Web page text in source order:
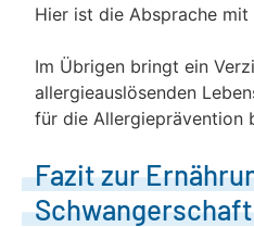
Hier ist die Absprache
Im Übrigen bringt ein
allergieauslösenden
für die Allergieprävention
Fazit zur
Schwangerschaft